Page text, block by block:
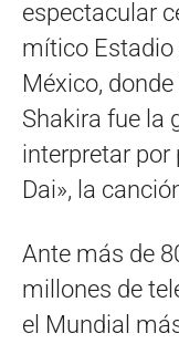
espectacular
mítico Estadio
México,
Shakira fue la
interpretar por
Dai», la
Ante más de
millones de
el Mundial